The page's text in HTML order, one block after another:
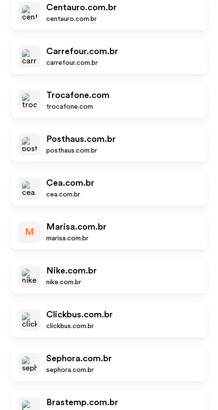
Centauro.com.br
centauro.com.br
Carrefour.com.br
carrefour.com.br
Trocafone.com
trocafone.com
Posthaus.com.br
posthaus.com.br
Cea.com.br
cea.com.br
M
Marisa.com.br
marisa.com.br
Nike.com.br
nike.com.br
Clickbus.com.br
clickbus.com.br
Sephora.com.br
sephora.com.br
Brastemp.com.br